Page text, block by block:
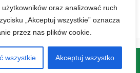
oraz analizować ruch
„Akceptuj wszystkie” oznacza
przez nas plików cookie.
wszystkie Akceptuj wszystko
• Zbudowany z GeneratePress